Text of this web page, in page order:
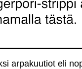
arpakuutiot eli